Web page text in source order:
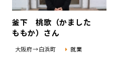
釜下 桃歌（かました
ももか）さん
大阪府→白浜町
就業